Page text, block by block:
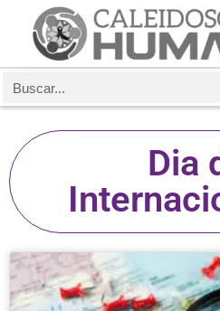
Dia